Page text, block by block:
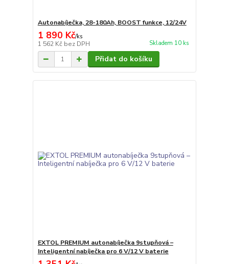
Autonabíječka, 28-180Ah, BOOST funkce, 12/24V
1 890 Kč/ks
1 562 Kč bez DPH Skladem 10 ks
Přidat do košíku
EXTOL PREMIUM autonabíječka 9stupňová –
Inteligentní nabíječka pro 6 V/12 V baterie